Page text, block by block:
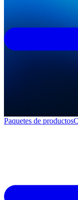
Paquetes de productos